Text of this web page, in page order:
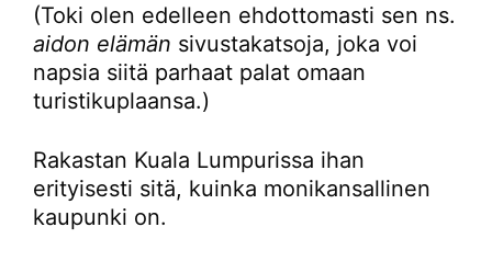
(Toki olen edelleen ehdottomasti sen ns.
aidon elämän sivustakatsoja, joka voi
napsia siitä parhaat palat omaan
turistikuplaansa.)
Rakastan Kuala Lumpurissa ihan
erityisesti sitä, kuinka monikansallinen
kaupunki on.